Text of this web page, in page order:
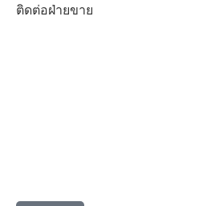
ติดต่อฝ่ายขาย